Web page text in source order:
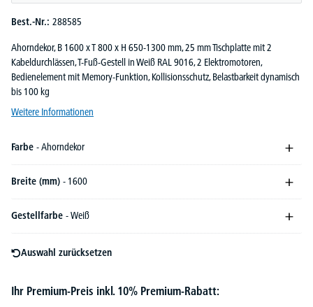
Best.-Nr.: 288585
Ahorndekor, B 1600 x T 800 x H 650-1300 mm, 25 mm Tischplatte mit 2
Kabeldurchlässen, T-Fuß-Gestell in Weiß RAL 9016, 2 Elektromotoren,
Bedienelement mit Memory-Funktion, Kollisionsschutz, Belastbarkeit dynamisch
bis 100 kg
Weitere Informationen
Farbe - Ahorndekor
Breite (mm) - 1600
Gestellfarbe - Weiß
Auswahl zurücksetzen
Ihr Premium-Preis inkl. 10% Premium-Rabatt: